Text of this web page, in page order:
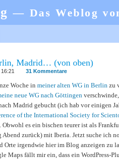
— Das Weblog
Madrid… (von oben)
31 Kommentare
Woche in meiner alten WG in Berlin zu
neue WG nach Göttingen
Madrid gebucht (ich hab vor einigen
of the International Society for
Obwohl es ein bischen teurer ist als
Abend zurück) mit Iberia. Jetzt suche ich
Orte irgendwie hier im Blog anzeigen zu
Maps fällt mir ein, dass ein WordPress-